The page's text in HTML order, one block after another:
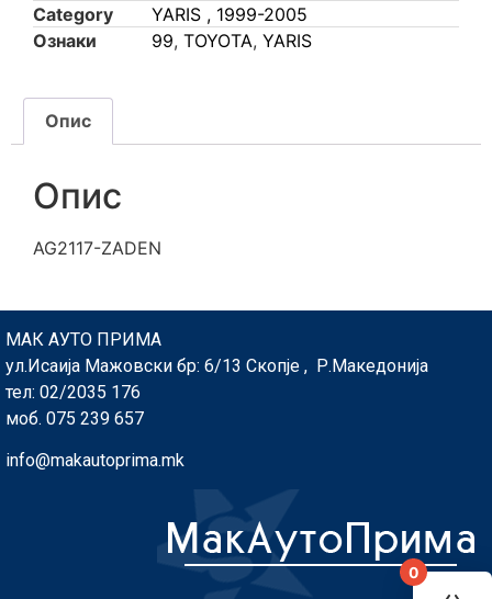
Category
YARIS , 1999-2005
Ознаки
99, TOYOTA, YARIS
Опис
Опис
AG2117-ZADEN
МАК АУТО ПРИМА
ул.Исаија Мажовски бр: 6/13 Скопје , Р.Македонија
тел: 02/2035 176
моб. 075 239 657
info@makautoprima.mk
0